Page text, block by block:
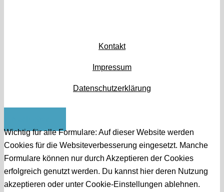
Kontakt
Impressum
Datenschutzerklärung
Wichtig für alle Formulare: Auf dieser Website werden
Cookies für die Websiteverbesserung eingesetzt. Manche
Formulare können nur durch Akzeptieren der Cookies
erfolgreich genutzt werden. Du kannst hier deren Nutzung
akzeptieren oder unter Cookie-Einstellungen ablehnen.